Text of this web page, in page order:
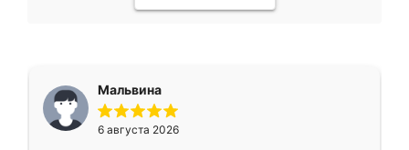
Мальвина
6 августа 2026